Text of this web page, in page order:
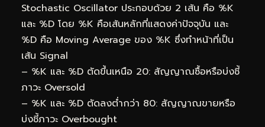
Stochastic Oscillator ประกอบด้วย 2 เส้น คือ %K
และ %D โดย %K คือเส้นหลักที่แสดงค่าปัจจุบัน และ
%D คือ Moving Average ของ %K ซึ่งทำหน้าที่เป็น
เส้น Signal
– %K และ %D ตัดขึ้นเหนือ 20: สัญญาณซื้อหรือบ่งชี้
ภาวะ Oversold
– %K และ %D ตัดลงต่ำกว่า 80: สัญญาณขายหรือ
บ่งชี้ภาวะ Overbought